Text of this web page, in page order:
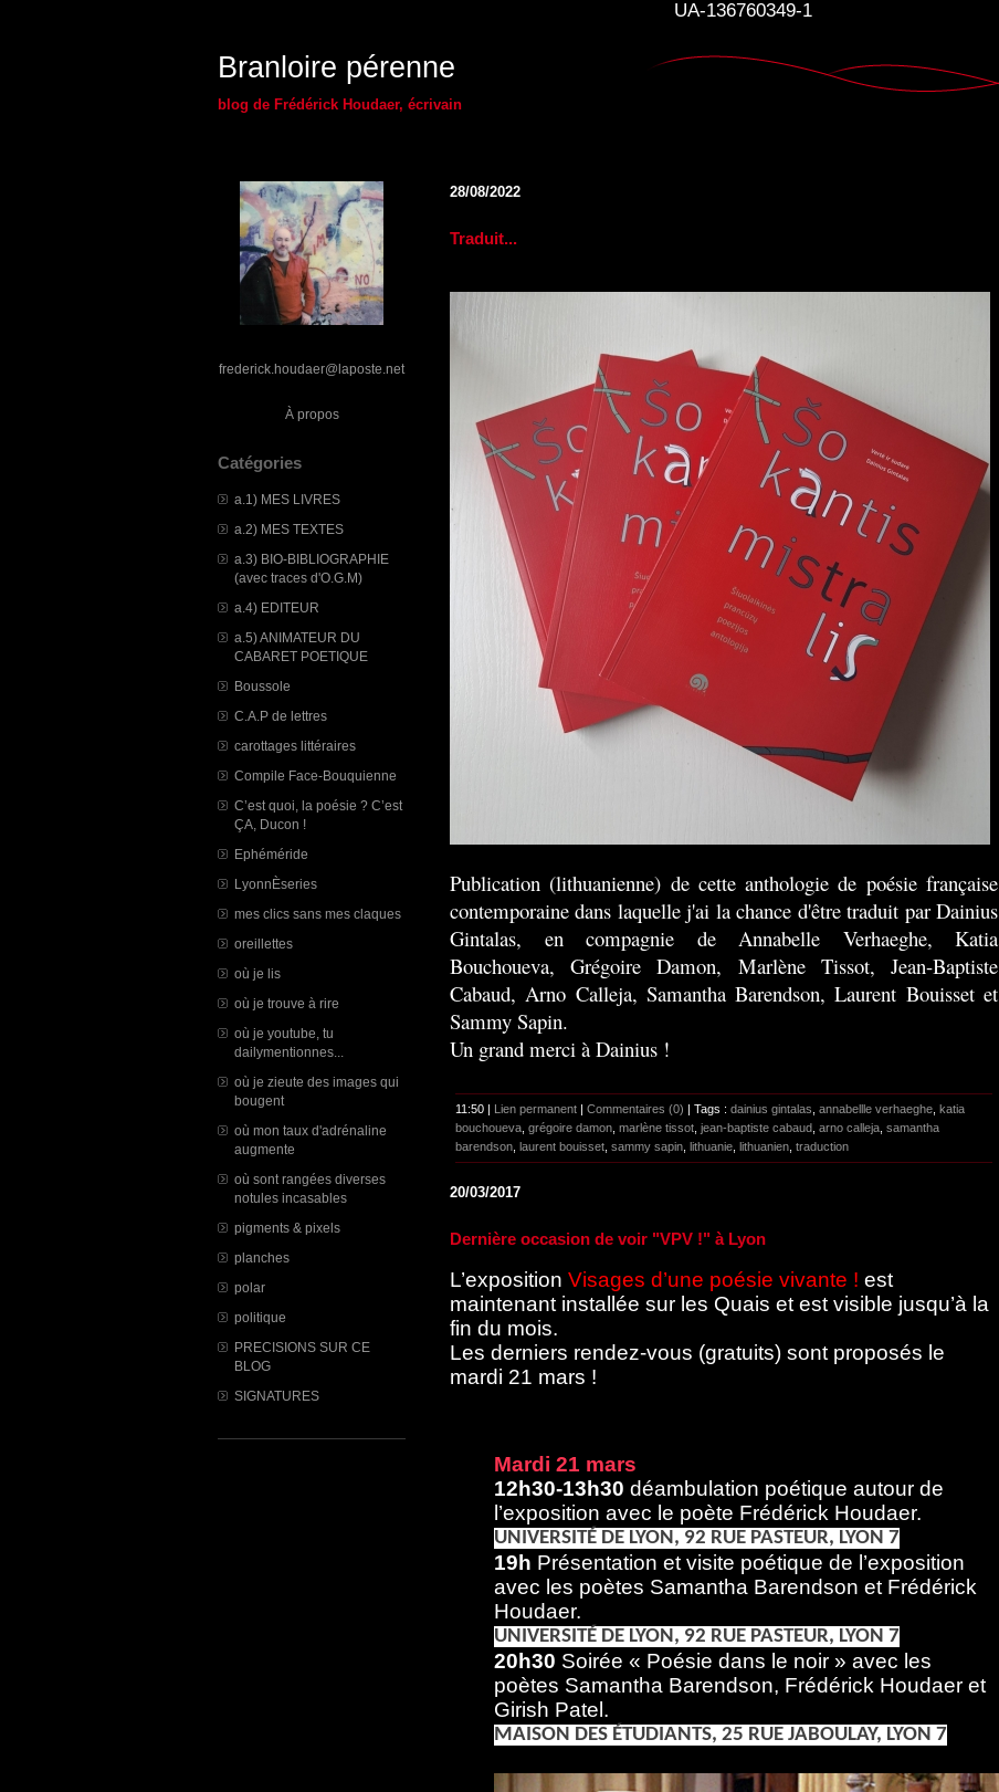
UA-136760349-1
Branloire pérenne
blog de Frédérick Houdaer, écrivain
frederick.houdaer@laposte.net
À propos
Catégories
a.1) MES LIVRES
a.2) MES TEXTES
a.3) BIO-BIBLIOGRAPHIE
(avec traces d'O.G.M)
a.4) EDITEUR
a.5) ANIMATEUR DU
CABARET POETIQUE
Boussole
C.A.P de lettres
carottages littéraires
Compile Face-Bouquienne
C’est quoi, la poésie ? C’est
ÇA, Ducon !
Ephéméride
LyonnÈseries
mes clics sans mes claques
oreillettes
où je lis
où je trouve à rire
où je youtube, tu
dailymentionnes...
où je zieute des images qui
bougent
où mon taux d'adrénaline
augmente
où sont rangées diverses
notules incasables
pigments & pixels
planches
polar
politique
PRECISIONS SUR CE
BLOG
SIGNATURES
28/08/2022
Traduit...
Publication (lithuanienne) de cette anthologie de poésie française
contemporaine dans laquelle j'ai la chance d'être traduit par Dainius
Gintalas, en compagnie de Annabelle Verhaeghe, Katia
Bouchoueva, Grégoire Damon, Marlène Tissot, Jean-Baptiste
Cabaud, Arno Calleja, Samantha Barendson, Laurent Bouisset et
Sammy Sapin.
Un grand merci à Dainius !
11:50 | Lien permanent Commentaires (0) | Tags : dainius gintalas, annabellle verhaeghe, katia
bouchoueva, grégoire damon, marlène tissot, jean-baptiste cabaud, arno calleja, samantha
barendson, laurent bouisset, sammy sapin, lithuanie, lithuanien, traduction
20/03/2017
Dernière occasion de voir "VPV !" à Lyon
L’exposition Visages d’une poésie vivante ! est
maintenant installée sur les Quais et est visible jusqu’à la
fin du mois.
Les derniers rendez-vous (gratuits) sont proposés le
mardi 21 mars !
Mardi 21 mars
12h30-13h30 déambulation poétique autour de
l’exposition avec le poète Frédérick Houdaer.
UNIVERSITÉ DE LYON, 92 RUE PASTEUR, LYON 7
19h Présentation et visite poétique de l’exposition
avec les poètes Samantha Barendson et Frédérick
Houdaer.
UNIVERSITÉ DE LYON, 92 RUE PASTEUR, LYON 7
20h30 Soirée « Poésie dans le noir » avec les
poètes Samantha Barendson, Frédérick Houdaer et
Girish Patel.
MAISON DES ÉTUDIANTS, 25 RUE JABOULAY, LYON 7